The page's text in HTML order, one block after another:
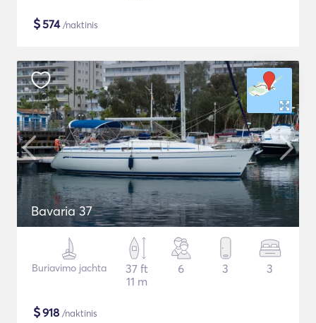
$574/naktinis
Bavaria 37
Buriavimo jachta
37 ft
11 m
6 3 3
$918 /naktinis